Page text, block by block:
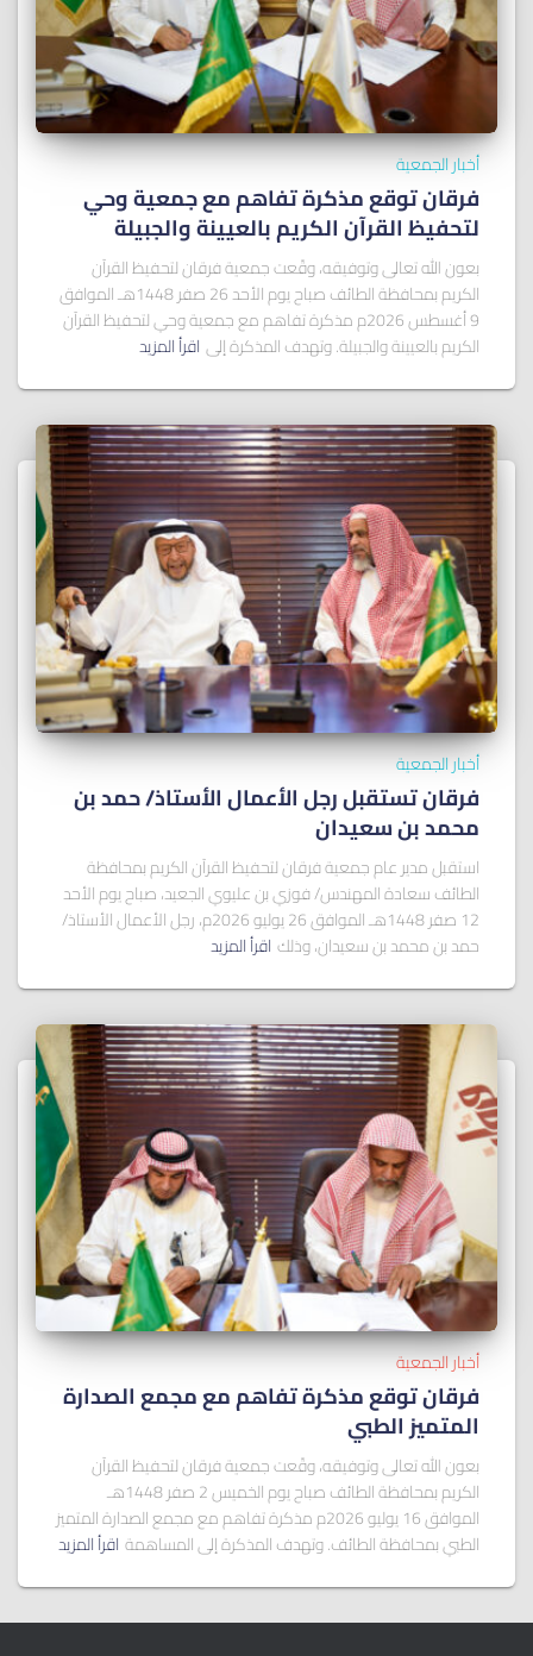
أخبار الجمعية
فرقان توقع مذكرة تفاهم مع جمعية وحي
لتحفيظ القرآن الكريم بالعيينة والجبيلة
بعون الله تعالى وتوفيقه، وقّعت جمعية فرقان لتحفيظ القرآن
الكريم بمحافظة الطائف صباح يوم الأحد 26 صفر 1448هـ الموافق
9 أغسطس 2026م مذكرة تفاهم مع جمعية وحي لتحفيظ القرآن
الكريم بالعيينة والجبيلة. وتهدف المذكرة إلى اقرأ المزيد
أخبار الجمعية
فرقان تستقبل رجل الأعمال الأستاذ/ ﺣﻤﺪ ﺑﻦ
ﻣﺤﻤﺪ ﺑﻦ ﺳﻌﻴﺪان
استقبل مدير عام جمعية فرقان لتحفيظ القرآن الكريم بمحافظة
الطائف سعادة المهندس/ فوزي بن عليوي الجعيد، صباح يوم الأحد
12 صفر 1448هـ الموافق 26 يوليو 2026م، رجل الأعمال الأستاذ/
حمد بن محمد بن سعيدان، وذلك اقرأ المزيد
أخبار الجمعية
فرقان توقع مذكرة تفاهم مع مجمع الصدارة
المتميز الطبي
بعون الله تعالى وتوفيقه، وقّعت جمعية فرقان لتحفيظ القرآن
الكريم بمحافظة الطائف صباح يوم الخميس 2 صفر 1448هـ
الموافق 16 يوليو 2026م مذكرة تفاهم مع مجمع الصدارة المتميز
الطبي بمحافظة الطائف. وتهدف المذكرة إلى المساهمة اقرأ المزيد